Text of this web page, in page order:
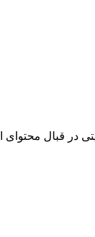
در قبال محتوای